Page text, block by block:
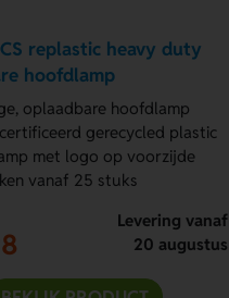
replastic heavy duty
hoofdlamp
oplaadbare hoofdlamp
gerecycled plastic
met logo op voorzijde
vanaf 25 stuks
Levering vanaf
20 augustus